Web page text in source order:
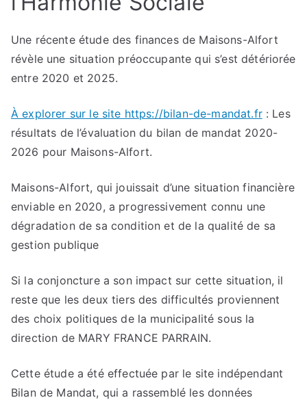
Une récente étude des finances de Maisons-Alfort
révèle une situation préoccupante qui s’est détériorée
entre 2020 et 2025.
À explorer sur le site https://bilan-de-mandat.fr: Les
résultats de l’évaluation du bilan de mandat 2020-
2026 pour Maisons-Alfort.
Maisons-Alfort, qui jouissait d’une situation financière
enviable en 2020, a progressivement connu une
dégradation de sa condition et de la qualité de sa
gestion publique
Si la conjoncture a son impact sur cette situation, il
reste que les deux tiers des difficultés proviennent
des choix politiques de la municipalité sous la
direction de MARY FRANCE PARRAIN.
Cette étude a été effectuée par le site indépendant
Bilan de Mandat, qui a rassemblé les données